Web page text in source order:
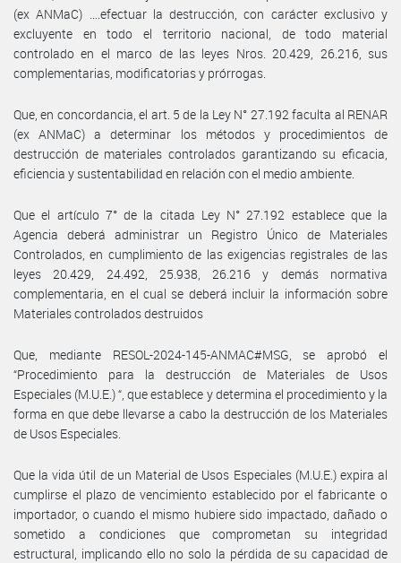
(ex ANMaC) ….efectuar la destrucción, con carácter exclusivo y
excluyente en todo el territorio nacional, de todo material
controlado en el marco de las leyes Nros. 20.429, 26.216, sus
complementarias, modificatorias y prórrogas.
Que, en concordancia, el art. 5 de la Ley N° 27.192 faculta al RENAR
(ex ANMaC) a determinar los métodos y procedimientos de
destrucción de materiales controlados garantizando su eficacia,
eficiencia y sustentabilidad en relación con el medio ambiente.
Que el artículo 7° de la citada Ley N° 27.192 establece que la
Agencia deberá administrar un Registro Único de Materiales
Controlados, en cumplimiento de las exigencias registrales de las
leyes 20.429, 24.492, 25.938, 26.216 y demás normativa
complementaria, en el cual se deberá incluir la información sobre
Materiales controlados destruidos
Que, mediante RESOL-2024-145-ANMAC#MSG, se aprobó el
“Procedimiento para la destrucción de Materiales de Usos
Especiales (M.U.E.) “, que establece y determina el procedimiento y la
forma en que debe llevarse a cabo la destrucción de los Materiales
de Usos Especiales.
Que la vida útil de un Material de Usos Especiales (M.U.E.) expira al
cumplirse el plazo de vencimiento establecido por el fabricante o
importador, o cuando el mismo hubiere sido impactado, dañado o
sometido a condiciones que comprometan su integridad
estructural, implicando ello no solo la pérdida de su capacidad de